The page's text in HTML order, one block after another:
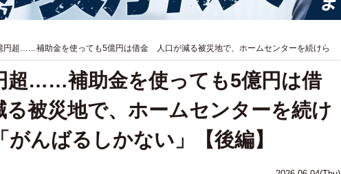
円超……補助金を使っても5億円は借金 人口が減る被災地で、ホームセンターを続けら
超……補助金を使っても5億円は借
被災地で、ホームセンターを続け
がんばるしかない」【後編】